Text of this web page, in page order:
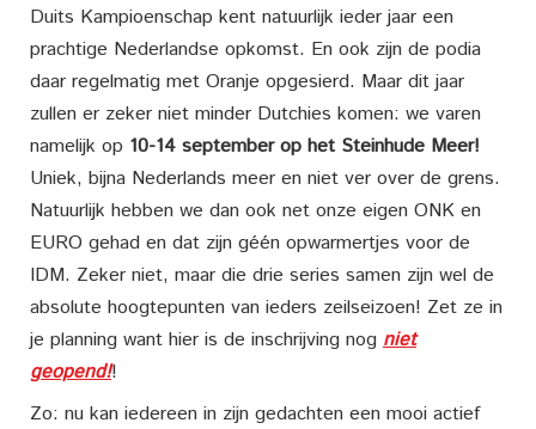
Duits Kampioenschap kent natuurlijk ieder jaar een
prachtige Nederlandse opkomst. En ook zijn de podia
daar regelmatig met Oranje opgesierd. Maar dit jaar
zullen er zeker niet minder Dutchies komen: we varen
namelijk op 10-14 september op het Steinhude Meer!
Uniek, bijna Nederlands meer en niet ver over de grens.
Natuurlijk hebben we dan ook net onze eigen ONK en
EURO gehad en dat zijn géén opwarmertjes voor de
IDM. Zeker niet, maar die drie series samen zijn wel de
absolute hoogtepunten van ieders zeilseizoen! Zet ze in
je planning want hier is de inschrijving nog niet
geopend!!
Zo: nu kan iedereen in zijn gedachten een mooi actief